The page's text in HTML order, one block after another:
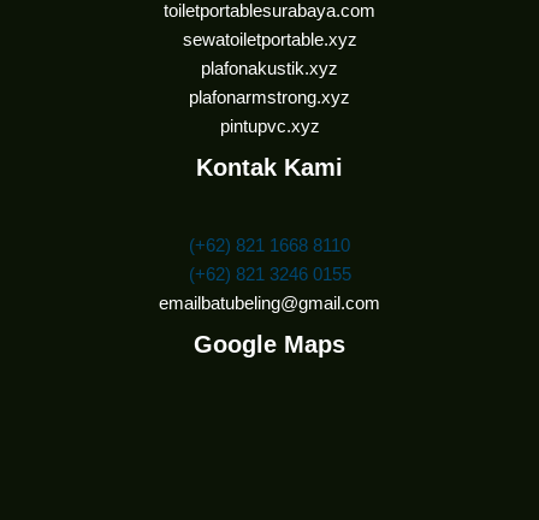
toiletportablesurabaya.com
sewatoiletportable.xyz
plafonakustik.xyz
plafonarmstrong.xyz
pintupvc.xyz
Kontak Kami
(+62) 821 1668 8110
(+62) 821 3246 0155
emailbatubeling@gmail.com
Google Maps